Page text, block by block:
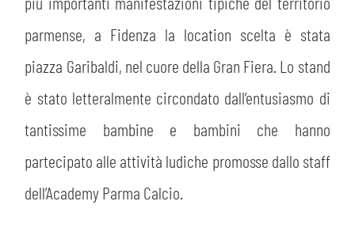
PARTNER
parmense, a Fidenza la location scelta è stata
piazza Garibaldi, nel cuore della Gran Fiera. Lo stand
è stato letteralmente circondato dall’entusiasmo di
tantissime bambine e bambini che hanno
partecipato alle attività ludiche promosse dallo staff
dell’Academy Parma Calcio.